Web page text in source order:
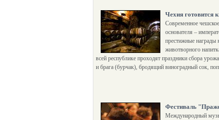
Чехия готовится
Современное
основателя –
престижные награды
животворного
всей республике проходят праздники сбора
и брага (бурчак), бродящий виноградный сок,
Фестиваль
Международный